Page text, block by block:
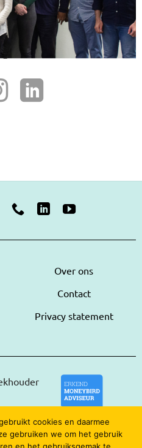
Over ons
Contact
Privacy statement
cookies en daarmee
gebruiken we om het gebruik